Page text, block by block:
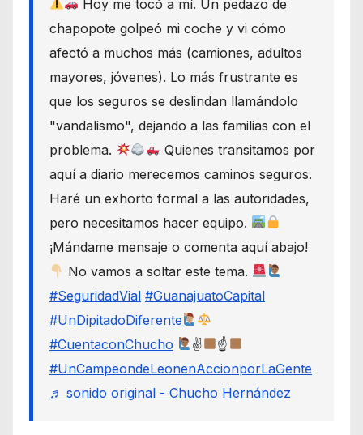
Hoy me tocó a mí. Un pedazo de
chapopote golpeó mi coche y vi cómo
afectó a muchos más (camiones, adultos
mayores, jóvenes). Lo más frustrante es
que los seguros se deslindan llamándolo
"vandalismo", dejando a las familias con el
problema.
Quienes transitamos por
aquí a diario merecemos caminos seguros.
Haré un exhorto formal a las autoridades,
pero necesitamos hacer equipo.
¡Mándame mensaje o comenta aquí abajo!
No vamos a soltar este tema.
#SeguridadVial #GuanajuatoCapital
#UnDipitadoDiferente
#CuentaconChucho
✌
☝
#UnCampeondeLeonenAccionporLaGente
♬ sonido original - Chucho Hernández